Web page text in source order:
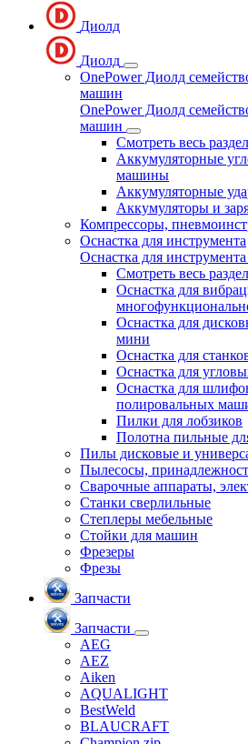
Диолд
Диолд
OnePower Диолд
машин
OnePower Диолд
машин
Смотреть весь раздел
Аккумуляторные
машины
Аккумуляторные
Аккумуляторы и
Компрессоры,
Оснастка для инструмента
Оснастка для инструмента
Смотреть весь раздел
Оснастка для
Оснастка для
мини
Оснастка для
Оснастка для
Оснастка для
полировальных
Пилки для лобзиков
Полотна пильные
Пилы дисковые и
Пылесосы,
Сварочные аппараты,
Станки сверлильные
Степлеры мебельные
Стойки для машин
Фрезеры
Фрезы
Запчасти
Запчасти
AEG
AEZ
Aiken
AQUALIGHT
BestWeld
BLAUCRAFT